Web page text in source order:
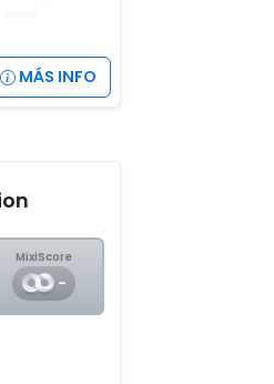
MÁS INFO
MixiScore
-